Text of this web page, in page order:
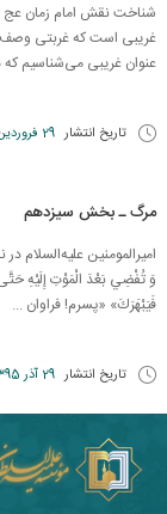
شناخت نقش امام زمان عج
غریبی است که غربتی
عنوان غریبی می‌شناسیم که
تاریخ انتشار 29 فروردین 1397
مرگ ـ بخش سیزدهم
وَ تُفْضِي بَعْدَ الْمَوْتِ إِلَيْهِ
فَيَبْهَرَكَ» «پسرم! فراوان ...
تاریخ انتشار 29 آذر 1395